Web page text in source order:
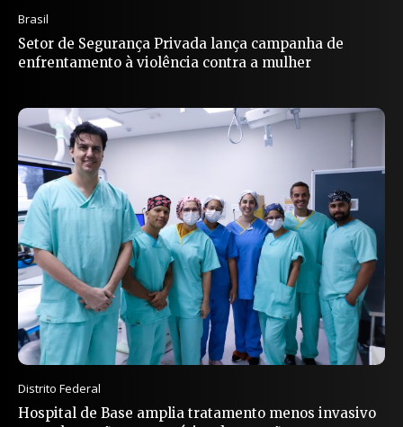
Brasil
Setor de Segurança Privada lança campanha de
enfrentamento à violência contra a mulher
Distrito Federal
Hospital de Base amplia tratamento menos invasivo